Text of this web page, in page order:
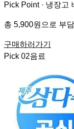
Pick Point · 냉장고
총 5,900원으로 부
구매하러가기
Pick 02음료